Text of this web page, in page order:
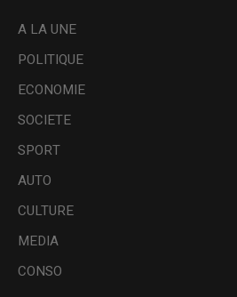
A LA UNE
POLITIQUE
ECONOMIE
SOCIETE
SPORT
AUTO
CULTURE
MEDIA
CONSO